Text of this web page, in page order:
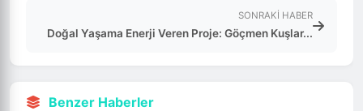
SONRAKI HABER
Doğal Yaşama Enerji Veren Proje: Göçmen Kuşlar...
Benzer Haberler